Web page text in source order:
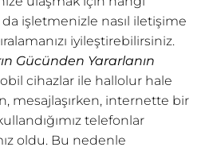
da işletmenizle nasıl iletişime
iyileştirebilirsiniz.
Gücünden Yararlanın
cihazlar ile hallolur hale
mesajlaşırken, internette bir
telefonlar
oldu. Bu nedenle